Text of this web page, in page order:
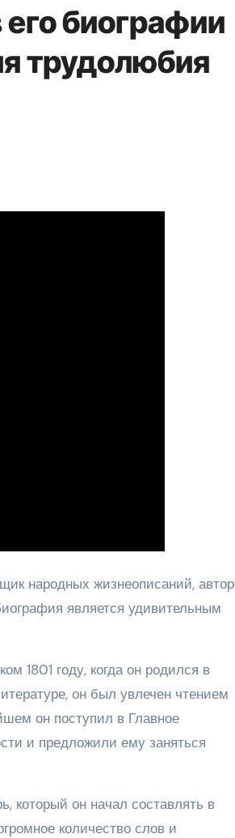
биографии
трудолюбия
народных жизнеописаний, автор
является удивительным
1801 году, когда он родился в
он был увлечен чтением
он поступил в Главное
и предложили ему заняться
который он начал составлять в
количество слов и